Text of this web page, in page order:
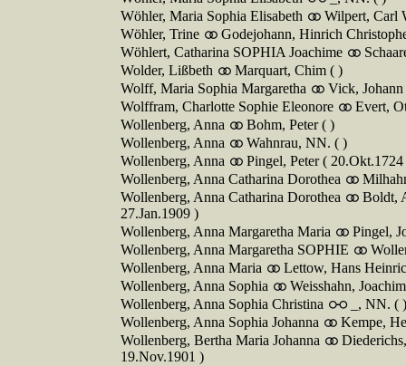
Wöhler, Maria Sophia Elisabeth
Wilpert, Carl
Wöhler, Trine
Godejohann, Hinrich
Wöhlert, Catharina SOPHIA Joachime
Wolder, Lißbeth
Marquart, Chim ( )
Wolff, Maria Sophia Margaretha
Vick,
Wolffram, Charlotte Sophie Eleonore
Evert,
Wollenberg, Anna
Bohm, Peter ( )
Wollenberg, Anna
Wahnrau, NN. ( )
Wollenberg, Anna
Pingel, Peter ( 20.Okt.1724
Wollenberg, Anna Catharina Dorothea
Wollenberg, Anna Catharina Dorothea
Boldt,
27.Jan.1909 )
Wollenberg, Anna Margaretha Maria
Pingel,
Wollenberg, Anna Margaretha SOPHIE
Wollenberg, Anna Maria
Lettow, Hans
Wollenberg, Anna Sophia
Weisshahn,
Wollenberg, Anna Sophia Christina
_, NN. ( )
Wollenberg, Anna Sophia Johanna
Kempe,
Wollenberg, Bertha Maria Johanna
19.Nov.1901 )